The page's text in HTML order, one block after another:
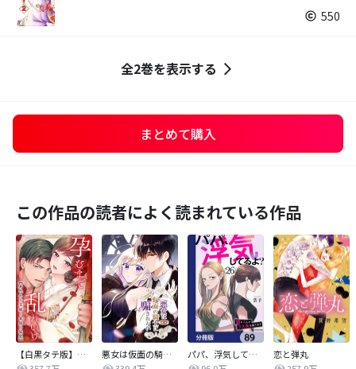
550
全2巻を表示する
まとめて購入
この作品の読者によく読まれている作品
【白黒タテ版】孕むまで乱れいけ～身代わり花嫁と軍服の猛愛
悪女は仮面の騎士に騙されない
パパ、浮気してるよ？娘と二人でクズ夫を捨てます【分冊版】
恋と弾丸